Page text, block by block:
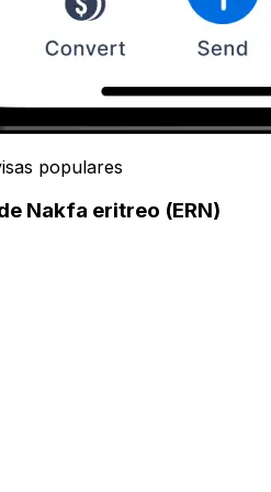
populares
Nakfa eritreo (ERN)